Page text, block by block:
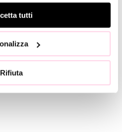
tutti
Rifiuta